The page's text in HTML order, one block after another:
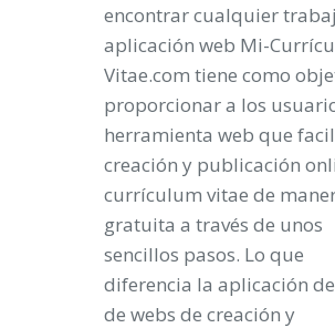
encontrar cualquier
aplicación web Mi-
Vitae.com tiene como
proporcionar a los
herramienta web que
creación y publicación
currículum vitae de
gratuita a través de unos
sencillos pasos. Lo que
diferencia la aplicación
de webs de creación y